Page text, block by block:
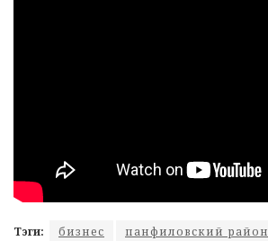
Тэги: бизнес панфиловский район